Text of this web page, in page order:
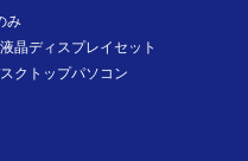
み
晶ディスプレイセット
クトップパソコン